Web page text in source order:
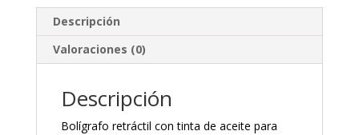
Descripción
Valoraciones (0)
Descripción
Bolígrafo retráctil con tinta de aceite para